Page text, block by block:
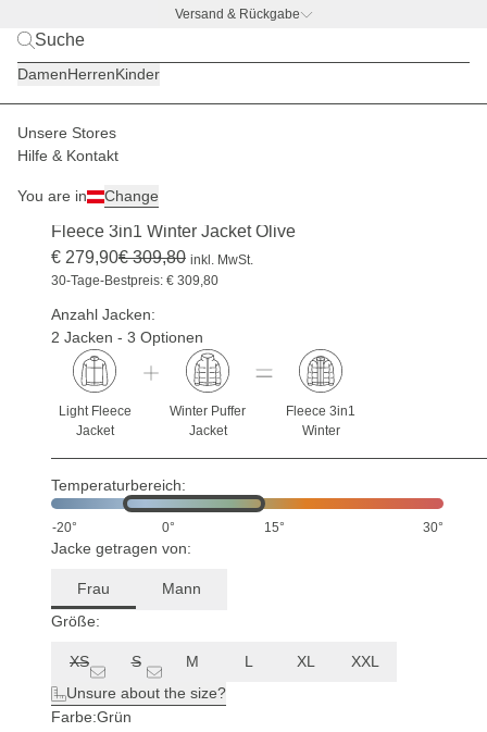
Versand & Rückgabe
DamenHerrenKinder
Unsere Stores
Hilfe & Kontakt
You are in Change
Damen Jacken
(0)
Fleece 3in1 Winter Jacket Olive
€ 279,90€ 309,80 inkl. MwSt.
30-Tage-Bestpreis: € 309,80
Anzahl Jacken:
2 Jacken - 3 Optionen
Light Fleece
Jacket
Winter Puffer
Jacket
Fleece 3in1
Winter
Temperaturbereich:
-20° 0° 15° 30°
Jacke getragen von:
Frau
Mann
Größe:
XS S M L XL
XXL
Unsure about the size?
Farbe:Grün